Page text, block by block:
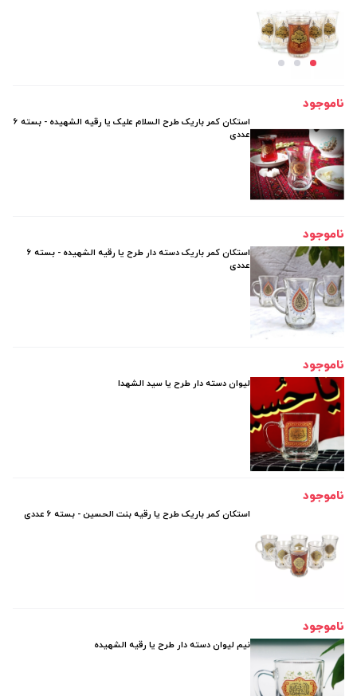
ناموجود
استکان کمر باریک طرح السلام علیک یا رقیه الشهیده - بسته 6
عددی
ناموجود
استکان کمر باریک دسته دار طرح یا رقیه الشهیده - بسته 6
عددی
ناموجود
لیوان دسته دار طرح یا سید الشهدا
ناموجود
استکان کمر باریک طرح یا رقیه بنت الحسین - بسته 6 عددی
ناموجود
نیم لیوان دسته دار طرح یا رقیه الشهیده